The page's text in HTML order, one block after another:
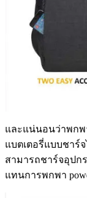
และแน่นอนว่าพกพ
แบตเตอรี่แบบชาร์
สามารถชาร์จอุปก
แทนการพกพา